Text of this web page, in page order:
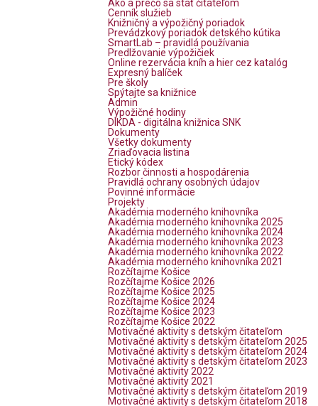
Ako a prečo sa stať čitateľom
Cenník služieb
Knižničný a výpožičný poriadok
Prevádzkový poriadok detského kútika
SmartLab – pravidlá používania
Predlžovanie výpožičiek
Online rezervácia kníh a hier cez katalóg
Expresný balíček
Pre školy
Spýtajte sa knižnice
Admin
Výpožičné hodiny
DIKDA - digitálna knižnica SNK
Dokumenty
Všetky dokumenty
Zriaďovacia listina
Etický kódex
Rozbor činnosti a hospodárenia
Pravidlá ochrany osobných údajov
Povinné informácie
Projekty
Akadémia moderného knihovníka
Akadémia moderného knihovníka 2025
Akadémia moderného knihovníka 2024
Akadémia moderného knihovníka 2023
Akadémia moderného knihovníka 2022
Akadémia moderného knihovníka 2021
Rozčítajme Košice
Rozčítajme Košice 2026
Rozčítajme Košice 2025
Rozčítajme Košice 2024
Rozčítajme Košice 2023
Rozčítajme Košice 2022
Motivačné aktivity s detským čitateľom
Motivačné aktivity s detským čitateľom 2025
Motivačné aktivity s detským čitateľom 2024
Motivačné aktivity s detským čitateľom 2023
Motivačné aktivity 2022
Motivačné aktivity 2021
Motivačné aktivity s detským čitateľom 2019
Motivačné aktivity s detským čitateľom 2018